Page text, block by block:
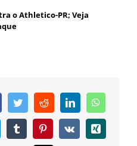
o Athletico-PR; Veja
FacebookTwitterRedditLinkedIn
Tumblr PinterestVk Xing